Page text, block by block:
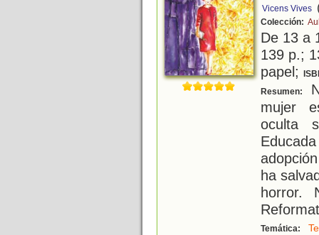
Vicens Vives
Colección:
De 13 a
139 p.;
papel;
Resumen:
mujer
oculta
ha
horror.
Temática: